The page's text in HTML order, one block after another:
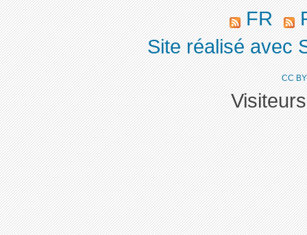
FR
Site réalisé avec
CC